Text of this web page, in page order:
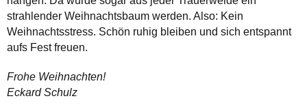
strahlender Weihnachtsbaum werden. Also: Kein
Weihnachtsstress. Schön ruhig bleiben und sich entspannt
aufs Fest freuen.
Frohe Weihnachten!
Eckard Schulz